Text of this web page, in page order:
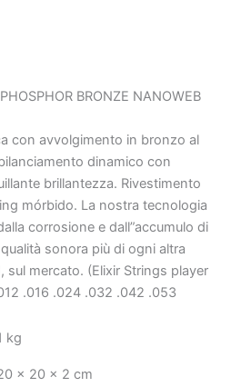
BRONZE NANOWEB
con avvolgimento in bronzo al
dinamico con
brillantezza. Rivestimento
mórbido. La nostra tecnologia
corrosione e dall”accumulo di
sonora più di ogni altra
mercato. (Elixir Strings player
.016 .024 .032 .042 .053
kg
× 20 × 2 cm